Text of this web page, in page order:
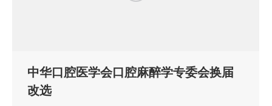
中华口腔医学会口腔麻醉学专委会换届
改选